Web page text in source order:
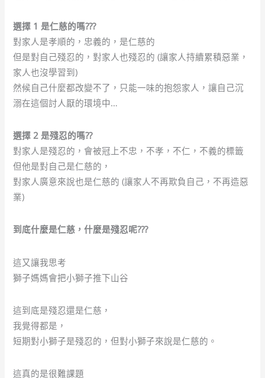
選擇 1 是仁慈的嗎???
對家人是孝順的，忠義的，是仁慈的
但是對自己殘忍的，對家人也殘忍的 (讓家人持續累積惡業，
家人也沒學習到)
然候自己什麼都改變不了，只能一味的抱怨家人，讓自己沉
溺在這個討人厭的環境中…
選擇 2 是殘忍的嗎??
對家人是殘忍的，會被冠上不忠，不孝，不仁，不義的標籤
但他是對自己是仁慈的，
對家人廣意來說也是仁慈的 (讓家人不再欺負自己，不再造惡
業)
到底什麼是仁慈，什麼是殘忍呢???
這又讓我思考
獅子媽媽會把小獅子推下山谷
這到底是殘忍還是仁慈，
我覺得都是，
短期對小獅子是殘忍的，但對小獅子來說是仁慈的。
這真的是很難課題